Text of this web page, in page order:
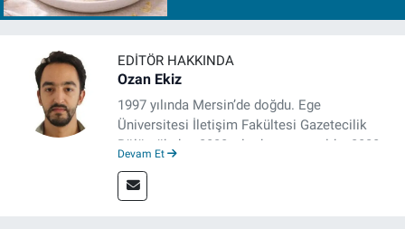
EDITÖR HAKKINDA
Ozan Ekiz
1997 yılında Mersin’de doğdu. Ege
Üniversitesi İletişim Fakültesi Gazetecilik
Bölümü’nden 2020 yılında mezun oldu. 2020
editörü, muhabir, rejisör olarak çalıştı.
Meslek hayatına İzmir’de başlayan gazeteci,
Devam Et